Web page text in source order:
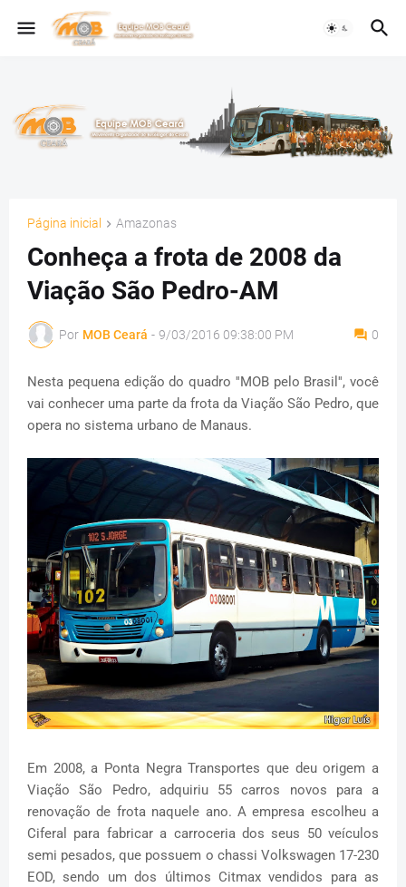
Página inicial Amazonas
Conheça a frota de 2008 da
Viação São Pedro-AM
Por MOB Ceará - 9/03/2016 09:38:00 PM 0
Nesta pequena edição do quadro ''MOB pelo Brasil'', você
vai conhecer uma parte da frota da Viação São Pedro, que
opera no sistema urbano de Manaus.
Em 2008, a Ponta Negra Transportes que deu origem a
Viação São Pedro, adquiriu 55 carros novos para a
renovação de frota naquele ano. A empresa escolheu a
Ciferal para fabricar a carroceria dos seus 50 veículos
semi pesados, que possuem o chassi Volkswagen 17-230
EOD, sendo um dos últimos Citmax vendidos para as